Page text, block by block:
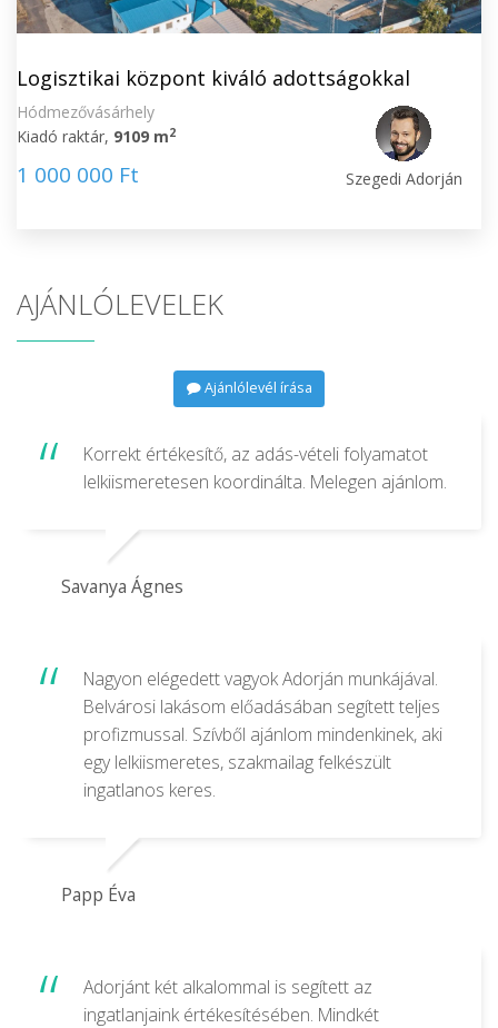
Logisztikai központ kiváló adottságokkal
Hódmezővásárhely
Kiadó raktár, 9109 m2
1 000 000 Ft Szegedi Adorján
AJÁNLÓLEVELEK
Ajánlólevél írása
Korrekt értékesítő, az adás-vételi folyamatot
lelkiismeretesen koordinálta. Melegen ajánlom.
Savanya Ágnes
Nagyon elégedett vagyok Adorján munkájával.
Belvárosi lakásom előadásában segített teljes
profizmussal. Szívből ajánlom mindenkinek, aki
egy lelkiismeretes, szakmailag felkészült
ingatlanos keres.
Papp Éva
Adorjánt két alkalommal is segített az
ingatlanjaink értékesítésében. Mindkét